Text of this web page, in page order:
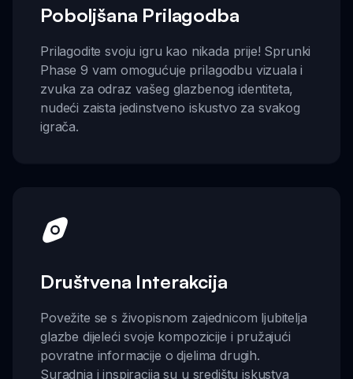
Poboljšana Prilagodba
Prilagodite svoju igru kao nikada prije! Sprunki
Phase 9 vam omogućuje prilagodbu vizuala i
zvuka za odraz vašeg glazbenog identiteta,
nudeći zaista jedinstveno iskustvo za svakog
igrača.
Društvena Interakcija
Povežite se s živopisnom zajednicom ljubitelja
glazbe dijeleći svoje kompozicije i pružajući
povratne informacije o djelima drugih.
Suradnja i inspiracija su u središtu iskustva